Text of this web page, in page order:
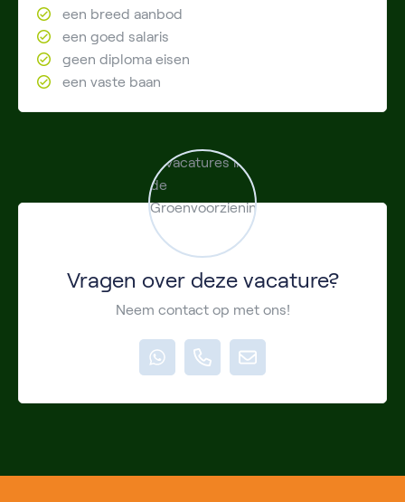
een breed aanbod
een goed salaris
geen diploma eisen
een vaste baan
Vragen over deze vacature?
Neem contact op met ons!